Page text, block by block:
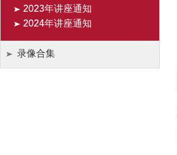
2023年讲座通知
2024年讲座通知
录像合集